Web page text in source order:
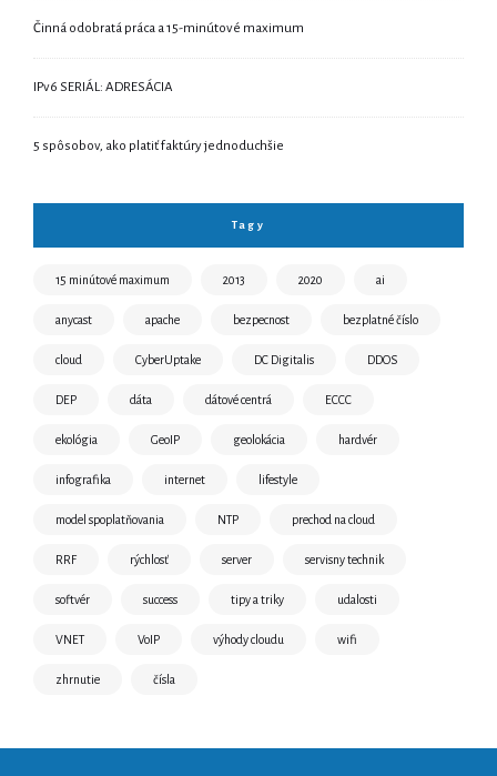
Činná odobratá práca a 15-minútové maximum
IPv6 SERIÁL: ADRESÁCIA
5 spôsobov, ako platiť faktúry jednoduchšie
Tagy
15 minútové maximum 2013 2020 ai
anycast apache bezpecnost bezplatné číslo
cloud CyberUptake DC Digitalis DDOS
DEP dáta dátové centrá ECCC
ekológia GeoIP geolokácia hardvér
infografika internet lifestyle
model spoplatňovania NTP prechod na cloud
RRF rýchlosť server servisny technik
softvér success tipy a triky udalosti
VNET VoIP výhody cloudu wifi
zhrnutie čísla